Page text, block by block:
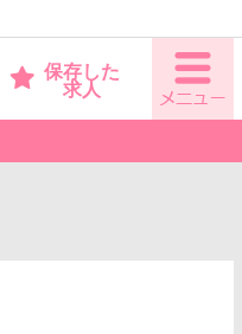
保存した
求人